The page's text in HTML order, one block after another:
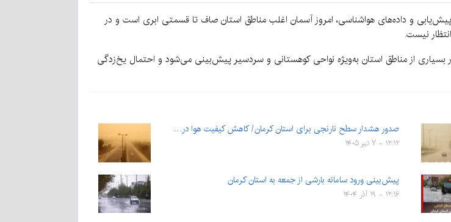
و داده‌های هواشناسی، امروز آسمان اغلب مناطق استان صاف تا قسمتی ابری است و در
نیست.
از مناطق استان به‌ویژه نواحی کوهستانی و سردسیر پیش‌بینی می‌شود و احتمال یخ‌زدگی
صدور هشدار سطح نارنجی برای استان کرمان/ کاهش کیفیت هوا در…
۱۲:۱۲ - ۷ تیر ۱۴۰۵
پیش‌بینی ورود سامانه بارشی از جمعه به استان کرمان
۱۲:۱۶ - ۱۹ آذر ۱۴۰۴